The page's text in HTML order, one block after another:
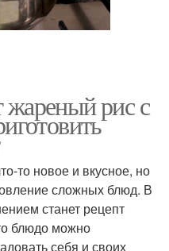
рис с
то новое и вкусное, но
сложных блюд. В
станет рецепт
блюдо можно
себя и своих